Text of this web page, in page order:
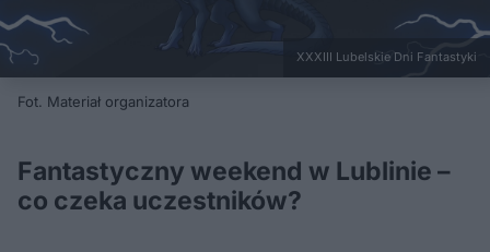
XXXIII Lubelskie Dni Fantastyki
Fot. Materiał organizatora
Fantastyczny weekend w Lublinie –
co czeka uczestników?